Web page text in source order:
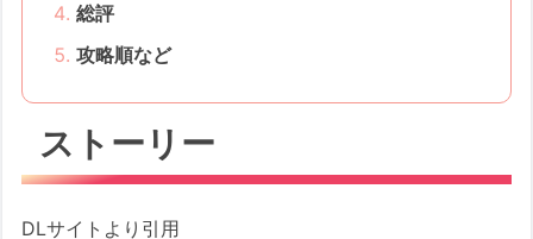
総評
攻略順など
ストーリー
DLサイトより引用